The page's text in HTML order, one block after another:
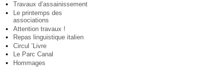
Travaux d’assainissement
Le printemps des
associations
Attention travaux !
Repas linguistique italien
Circul ’Livre
Le Parc Canal
Hommages